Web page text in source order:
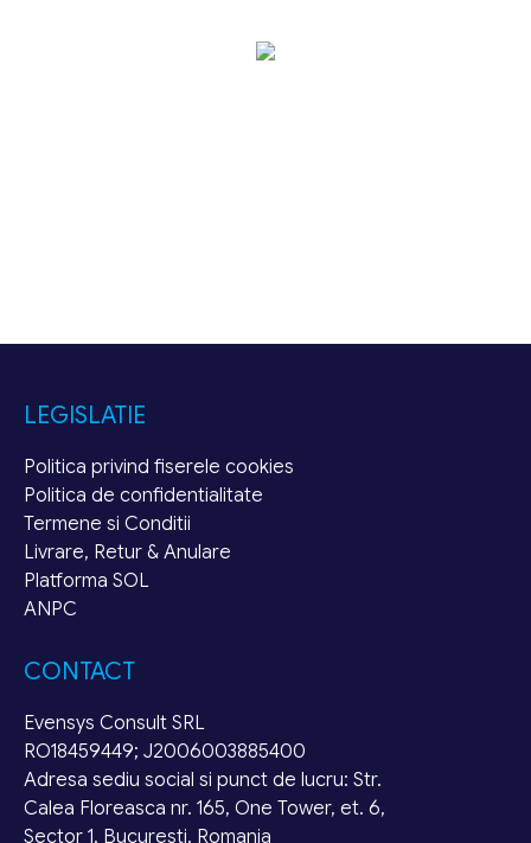
LEGISLATIE
Politica privind fiserele cookies
Politica de confidentialitate
Termene si Conditii
Livrare, Retur & Anulare
Platforma SOL
ANPC
CONTACT
Evensys Consult SRL
RO18459449; J2006003885400
Adresa sediu social si punct de lucru: Str.
Calea Floreasca nr. 165, One Tower, et. 6,
Sector 1, Bucuresti, Romania